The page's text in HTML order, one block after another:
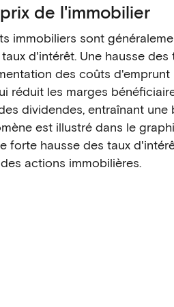
de l'immobilier
immobiliers sont
d'intérêt. Une hausse
des coûts
réduit les marges
dividendes, entraînant une
est illustré dans le
forte hausse des taux
actions immobilières.